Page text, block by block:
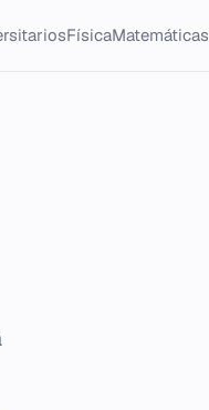
FísicaMatemáticas